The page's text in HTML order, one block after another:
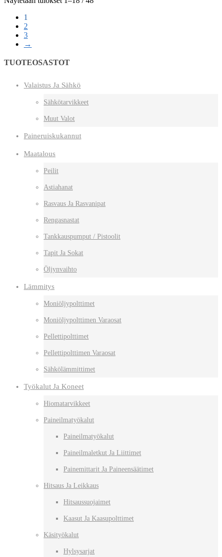
1
2
3
→
TUOTEOSASTOT
Valaistus Ja Sähkö
Sähkötarvikkeet
Muut Valot
Paineruiskukannut
Maatalous
Peilit
Astiahanat
Rasvaus Ja Rasvanipat
Rengasnastat
Tankkauspumput / Pistoolit
Tapit Ja Sokat
Öljynvaihto
Lämmitys
Moniöljypolttimet
Moniöljypolttimen Varaosat
Pellettipolttimet
Pellettipolttimen Varaosat
Sähkölämmittimet
Työkalut Ja Koneet
Hiomatarvikkeet
Paineilmatyökalut
Paineilmatyökalut
Paineilmaletkut Ja Liittimet
Painemittarit Ja Paineensäätimet
Hitsaus Ja Leikkaus
Hitsaussuojaimet
Kaasut Ja Kaasupolttimet
Käsityökalut
Hylsysarjat